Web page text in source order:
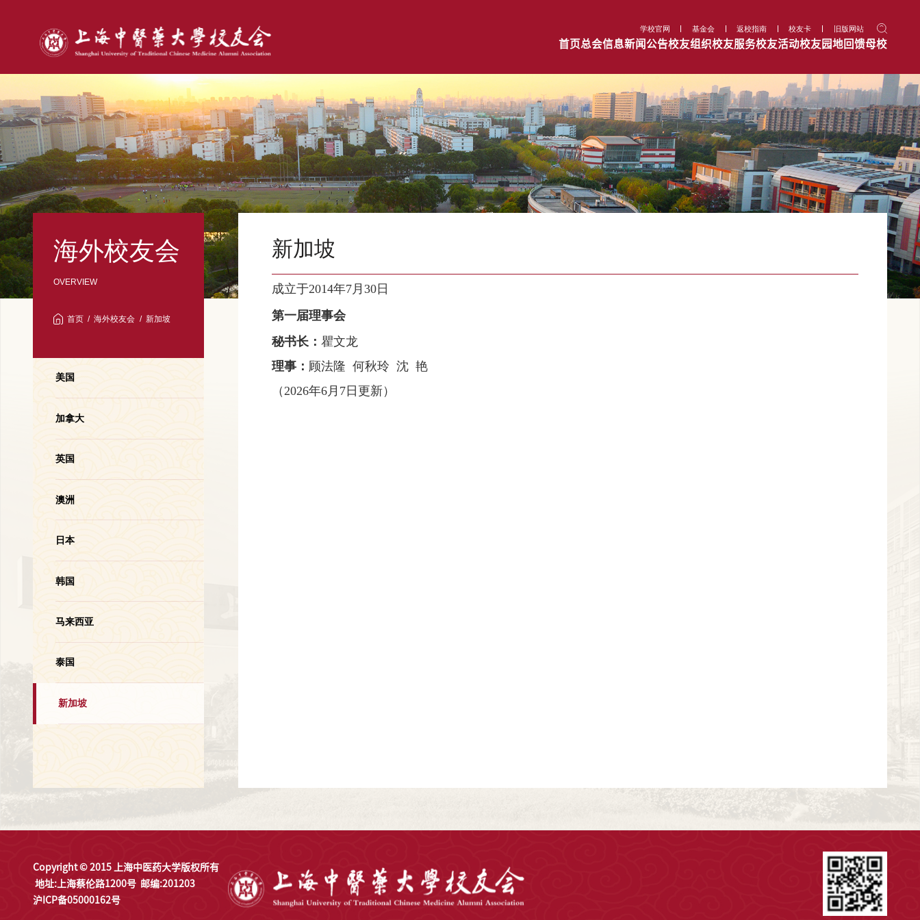
学校官网 基金会 返校指南 校友卡 旧版网站
首页总会信息新闻公告校友组织校友服务校友活动校友园地回馈母校
海外校友会
首页 海外校友会 新加坡
美国
加拿大
英国
澳洲
日本
韩国
马来西亚
泰国
新加坡
新加坡
成立于2014年7月 30日
第一届理事会
秘书长： 瞿文龙
理事： 顾法隆 何秋玲 沈 艳
（2026年6月7日更新）
Copyright © 2015 上海中医药大学版权所有
地址:上海蔡伦路1200号 邮编:201203
沪ICP备05000162号